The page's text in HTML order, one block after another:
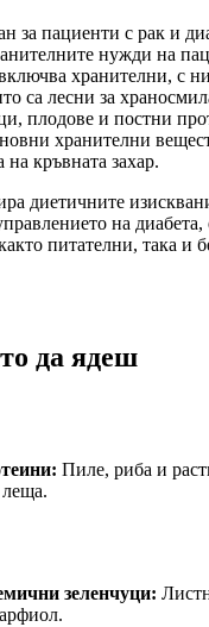
за пациенти с рак и
нужди на
хранителни, с
са лесни за
плодове и постни
хранителни
кръвната захар.
диетичните
на
питателни, така и
да ядеш
Пиле, риба и
зеленчуци: